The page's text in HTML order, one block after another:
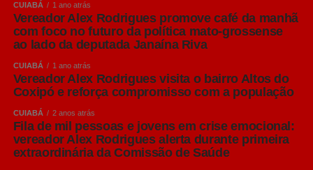
Twitter
Messenger
LinkedIn
Share
Leia Também: Ônibus do Juizado
Especial Itinerante chega a Torixoréu
e Pontal do Araguaia nas próximas
semanas
CUIABÁ 1 ano atrás
Vereador Alex Rodrigues promove café da manhã
com foco no futuro da política mato-grossense
ao lado da deputada Janaína Riva
CUIABÁ 1 ano atrás
Vereador Alex Rodrigues visita o bairro Altos do
Coxipó e reforça compromisso com a população
CUIABÁ 2 anos atrás
Fila de mil pessoas e jovens em crise emocional:
vereador Alex Rodrigues alerta durante primeira
extraordinária da Comissão de Saúde